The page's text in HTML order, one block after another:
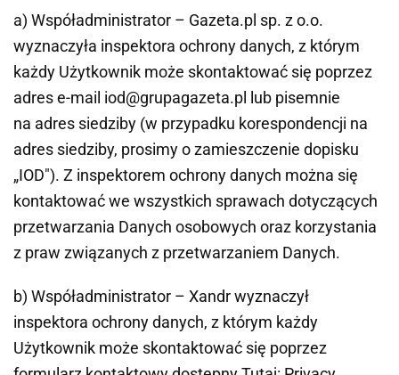
a) Współadministrator – Gazeta.pl sp. z o.o.
wyznaczyła inspektora ochrony danych, z którym
każdy Użytkownik może skontaktować się poprzez
adres e-mail iod@grupagazeta.pl lub pisemnie
na adres siedziby (w przypadku korespondencji na
adres siedziby, prosimy o zamieszczenie dopisku
„IOD"). Z inspektorem ochrony danych można się
kontaktować we wszystkich sprawach dotyczących
przetwarzania Danych osobowych oraz korzystania
z praw związanych z przetwarzaniem Danych.
b) Współadministrator – Xandr wyznaczył
inspektora ochrony danych, z którym każdy
Użytkownik może skontaktować się poprzez